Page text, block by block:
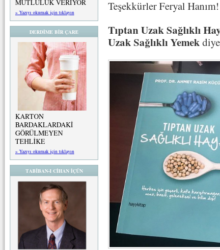
MUTLULUK VERİYOR
» Yazıyı okumak için tıklayın
DERDİME BİR ÇARE
KARTON
BARDAKLARDAKİ
GÖRÜLMEYEN
TEHLİKE
» Yazıyı okumak için tıklayın
TABİBAN-I CİHAN İÇÜN
Teşekkürler Feryal Hanım!
Tıptan Uzak Sağlıklı
Uzak Sağlıklı Yemek